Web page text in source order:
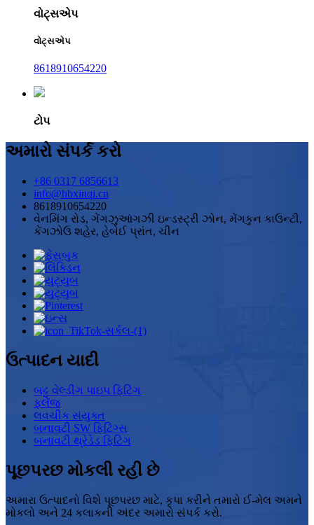
વોટ્સએપ
વોટ્સએપ
8618910654220
ટોપ
અમારો સંપર્ક કરો
+86 0317 6856613
info@hbxinqi.cn
8618910654220
વેનમિંગ રોડ, ગેંગઝુઆંગઝી ઇન્ડસ્ટ્રી ઝોન, મેંગકુન કાઉન્ટી,
કેંગઝોઉ શહેર, હેબેઈ પ્રાંત, ચીન
ઉત્પાદન યાદી
બટ્ટ વેલ્ડીંગ પાઇપ ફિટિંગ
ફ્લેંજ
લવચીક સંયુક્ત
બનાવટી SW ફિટિંગ્સ
બનાવટી થ્રેડેડ ફિટિંગ
પૂછપરછ મોકલી રહી છે
અમારા ઉત્પાદનો વિશે પૂછપરછ માટે, કૃપા કરીને તમારો ઈ-મેલ અમને
મોકલો અને 24 કલાકની અંદર અમારો સંપર્ક કરો.